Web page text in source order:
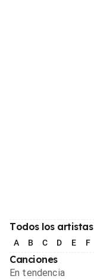
Todos los artistas
A B C D E F
Canciones
En tendencia